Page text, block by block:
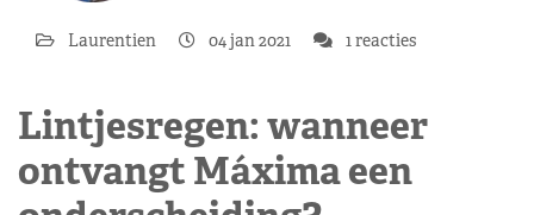
Laurentien 04 jan 2021 1 reacties
Lintjesregen: wanneer
ontvangt Máxima een